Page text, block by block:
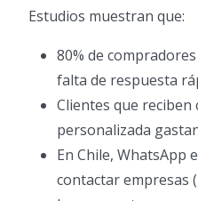
Estudios muestran que:
80% de
falta de respuesta
Clientes que reciben
personalizada
En Chile, WhatsApp
contactar empresas